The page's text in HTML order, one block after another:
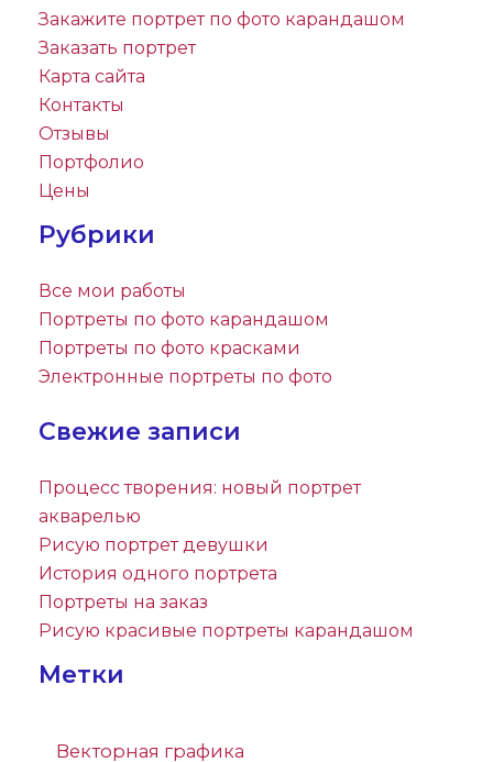
Закажите портрет по фото карандашом
Заказать портрет
Карта сайта
Контакты
Отзывы
Портфолио
Цены
Рубрики
Все мои работы
Портреты по фото карандашом
Портреты по фото красками
Электронные портреты по фото
Свежие записи
Процесс творения: новый портрет
акварелью
Рисую портрет девушки
История одного портрета
Портреты на заказ
Рисую красивые портреты карандашом
Метки
Векторная графика